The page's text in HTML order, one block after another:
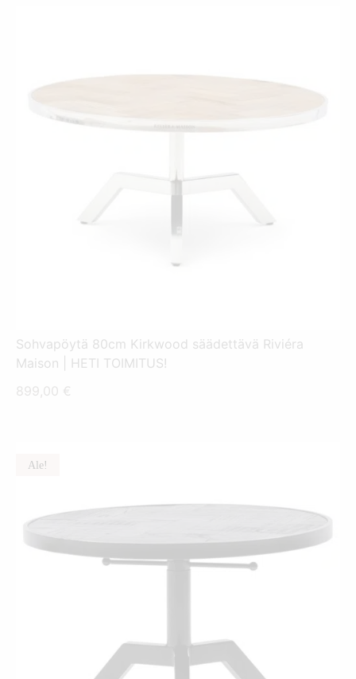
Sohvapöytä 80cm Kirkwood säädettävä Riviéra
Maison | HETI TOIMITUS!
899,00 €
Ale!